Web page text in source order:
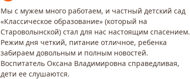
Мы с мужем много работаем, и частный детский сад
«Классическое образование» (который на
Староволынской) стал для нас настоящим спасением.
Режим дня четкий, питание отличное, ребенка
забираем довольным и полным новостей.
Воспитатель Оксана Владимировна справедливая,
дети ее слушаются.